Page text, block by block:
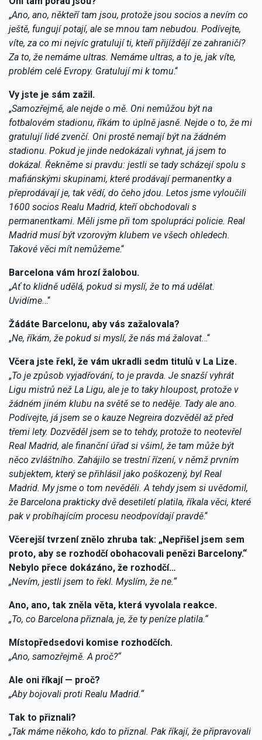
„Ano, ano, někteří tam jsou, protože jsou socios a nevím co
ještě, fungují potají, ale se mnou tam nebudou. Podívejte,
víte, za co mi nejvíc gratulují ti, kteří přijíždějí ze zahraničí?
Za to, že nemáme ultras. Nemáme ultras, a to je, jak víte,
problém celé Evropy. Gratulují mi k tomu.“
Vy jste je sám zažil.
„Samozřejmě, ale nejde o mě. Oni nemůžou být na
fotbalovém stadionu, říkám to úplně jasně. Nejde o to, že mi
gratulují lidé zvenčí. Oni prostě nemají být na žádném
stadionu. Pokud je jinde nedokázali vyhnat, já jsem to
dokázal. Řekněme si pravdu: jestli se tady scházejí spolu s
mafiánskými skupinami, které prodávají permanentky a
přeprodávají je, tak vědí, do čeho jdou. Letos jsme vyloučili
1600 socios Realu Madrid, kteří obchodovali s
permanentkami. Měli jsme při tom spolupráci policie. Real
Madrid musí být vzorovým klubem ve všech ohledech.
Takové věci mít nemůžeme.“
Barcelona vám hrozí žalobou.
„Ať to klidně udělá, pokud si myslí, že to má udělat.
Uvidíme…“
Žádáte Barcelonu, aby vás zažalovala?
„Ne, říkám, že pokud si myslí, že nás má žalovat…“
Včera jste řekl, že vám ukradli sedm titulů v La Lize.
„To je způsob vyjadřování, to je pravda. Je snazší vyhrát
Ligu mistrů než La Ligu, ale je to taky hloupost, protože v
žádném jiném klubu na světě se to neděje. Tady ale ano.
Podívejte, já jsem se o kauze Negreira dozvěděl až před
třemi lety. Dozvěděl jsem se to tehdy, protože to neotevřel
Real Madrid, ale finanční úřad si všiml, že tam může být
něco zvláštního. Zahájilo se trestní řízení, v němž prvním
subjektem, který se přihlásil jako poškozený, byl Real
Madrid. My jsme o tom nevěděli. A tehdy jsem si uvědomil,
že Barcelona prakticky dvě desetiletí platila, říkala věci, které
pak v probíhajícím procesu neodpovídají pravdě.“
Včerejší tvrzení znělo zhruba tak: „Nepřišel jsem sem
proto, aby se rozhodčí obohacovali penězi Barcelony.“
Nebylo přece dokázáno, že rozhodčí…
„Nevím, jestli jsem to řekl. Myslím, že ne.“
Ano, ano, tak zněla věta, která vyvolala reakce.
„To, co Barcelona přiznala, je, že ty peníze platila.“
Místopředsedovi komise rozhodčích.
„Ano, samozřejmě. A proč?“
Ale oni říkají — proč?
„Aby bojovali proti Realu Madrid.“
Tak to přiznali?
„Tak máme někoho, kdo to přiznal. Pak říkají, že připravovali